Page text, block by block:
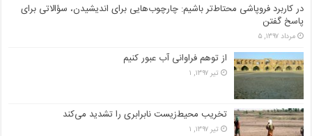
در کاربرد فروپاشی محتاط‌تر باشیم: چارچوب‌هایی برای اندیشیدن، سؤالاتی برای
پاسخ گفتن
مرداد ۱۳۹۷, ۵
از توهم فراوانی آب عبور کنیم
تیر ۱۳۹۷, ۱
تخریب محیط‌زیست نابرابری را تشدید می‌کند
تیر ۱۳۹۷, ۱